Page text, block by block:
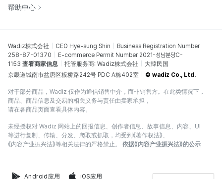
帮助中心
Wadiz株式会社 CEO Hye-sung Shin
Business Registration Number
258-87-01370
E-commerce Permit Number 2021-성남분당C-
1153 查看商家信息 托管服务商: Wadiz株式会社
大韓民国
京畿道城南市盆唐区板桥路242号 PDC A栋402室
© wadiz Co., Ltd.
对于部分商品，Wadiz 仅作为通信销售中介，而非销售方。在此类情况下，
商品、商品信息及交易的相关义务与责任由卖家承担，
请在各商品页面查看具体内容。
未经授权对 Wadiz 网站上的回报信息、创作者信息、故事信息、内容、UI
等进行复制、传输、分发、爬取或抓取，均受到《著作权法》、
《内容产业振兴法》等相关法律的严格禁止。
依据《内容产业振兴法》的公示
Android应用 iOS应用